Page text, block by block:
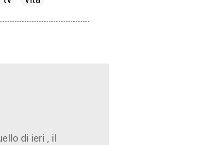
di ieri , il